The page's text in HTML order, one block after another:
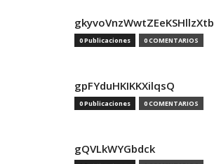
gkyvoVnzWwtZEeKSHllzXtb
0 Publicaciones 0 COMENTARIOS
gpFYduHKIKKXilqsQ
0 Publicaciones 0 COMENTARIOS
gQVLkWYGbdck